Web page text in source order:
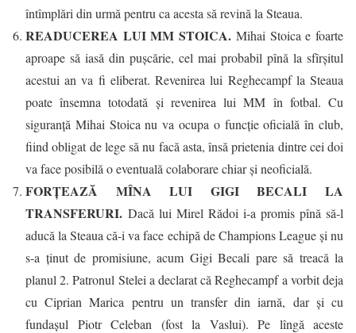
întîmplări din urmă pentru ca acesta să revină la Steaua.
READUCEREA LUI MM STOICA.Mihai Stoica e foarte
aproape să iasă din pușcărie, cel mai probabil pînă la sfîrșitul
acestui an va fi eliberat. Revenirea lui Reghecampf la Steaua
poate însemna totodată și revenirea lui MM în fotbal. Cu
siguranță Mihai Stoica nu va ocupa o funcție oficială în club,
fiind obligat de lege să nu facă asta, însă prietenia dintre cei doi
va face posibilă o eventuală colaborare chiar și neoficială.
FORȚEAZĂ MÎNA LUI GIGI BECALI LA
TRANSFERURI. Dacă lui Mirel Rădoi i-a promis pînă să-l
aducă la Steaua că-i va face echipă de Champions League și nu
s-a ținut de promisiune, acum Gigi Becali pare să treacă la
planul 2. Patronul Stelei a declarat că Reghecampf a vorbit deja
cu Ciprian Marica pentru un transfer din iarnă, dar și cu
fundașul Piotr Celeban (fost la Vaslui). Pe lîngă aceste